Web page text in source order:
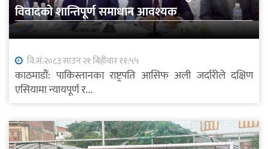
विवादको शान्तिपूर्ण समाधान आवश्यक
वि.सं.२०८३ साउन २१ बिहीवार ११:५५
काठमाडौं: पाकिस्तानका राष्ट्रपति आसिफ अली जर्दारीले दक्षिण
एसियामा न्यायपूर्ण र...